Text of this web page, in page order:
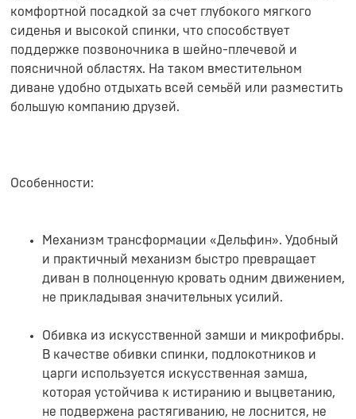
комфортной посадкой за счет глубокого мягкого
сиденья и высокой спинки, что способствует
поддержке позвоночника в шейно-плечевой и
поясничной областях. На таком вместительном
диване удобно отдыхать всей семьёй или разместить
большую компанию друзей.
Особенности:
Механизм трансформации «Дельфин». Удобный
и практичный механизм быстро превращает
диван в полноценную кровать одним движением,
не прикладывая значительных усилий.
Обивка из искусственной замши и микрофибры.
В качестве обивки спинки, подлокотников и
царги используется искусственная замша,
которая устойчива к истиранию и выцветанию,
не подвержена растягиванию, не лоснится, не